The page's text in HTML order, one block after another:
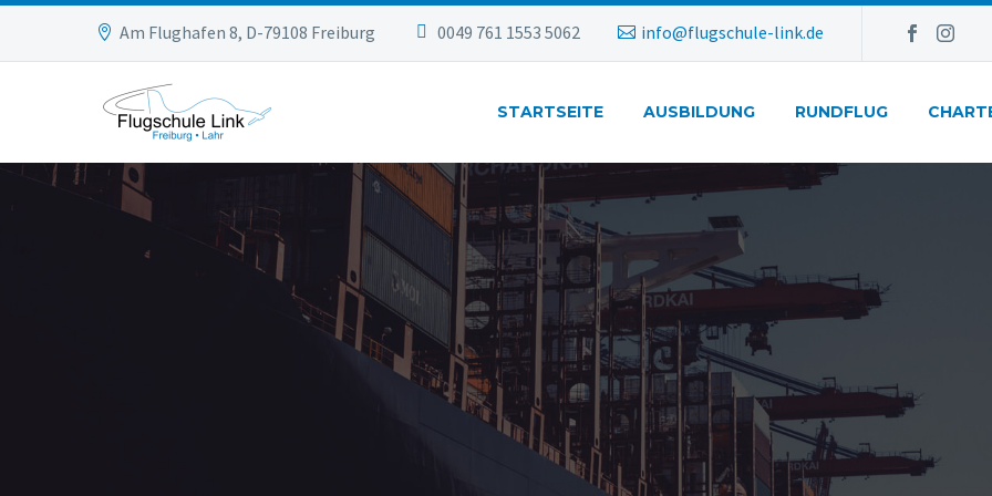
Am Flughafen 8, D-79108 Freiburg 0049 761 1553 5062 info@flugschule-link.de
STARTSEITE AUSBILDUNG RUNDFLUG